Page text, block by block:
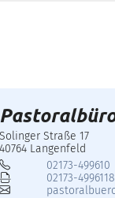
Solinger Straße 17
40764 Langenfeld
02173-499610
02173-4996118